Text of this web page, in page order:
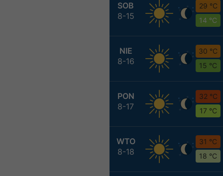
SOB
8-15
29 °C
14 °C
NIE
8-16
30 °C
15 °C
PON
8-17
32 °C
17 °C
WTO
8-18
31 °C
18 °C